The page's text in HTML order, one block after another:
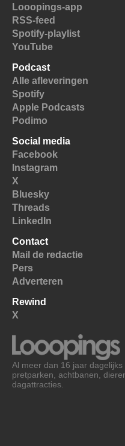
Looopings-app
RSS-feed
Spotify-playlist
YouTube
Podcast
Alle afleveringen
Spotify
Apple Podcasts
Podimo
Social media
Facebook
Instagram
X
Bluesky
Threads
LinkedIn
Contact
Mail de redactie
Pers
Adverteren
Rewind
X
Al meer dan 16 jaar
pretparken, achtbanen,
dagattracties.